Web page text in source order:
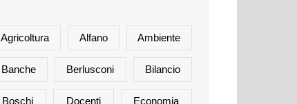
Agricoltura Alfano Ambiente
Banche Berlusconi Bilancio
Boschi Docenti Economia